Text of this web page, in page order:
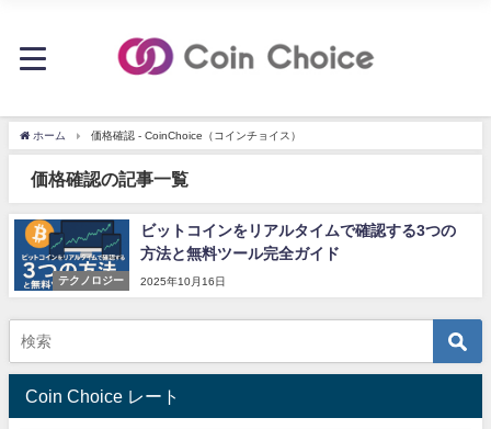
ホーム 価格確認 - CoinChoice（コインチョイス）
価格確認の記事一覧
テクノロジー
ビットコインをリアルタイムで確認する3つの
方法と無料ツール完全ガイド
2025年10月16日
Coin Choice レート